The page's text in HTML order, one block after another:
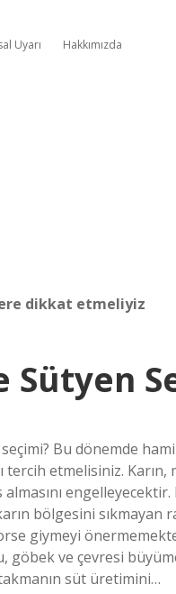
Uyarı Hakkımızda
dikkat etmeliyiz
Bu dönemde
etmelisiniz. Karın,
bölgesini
giymeyi
göbek ve çevresi
süt üretimini…